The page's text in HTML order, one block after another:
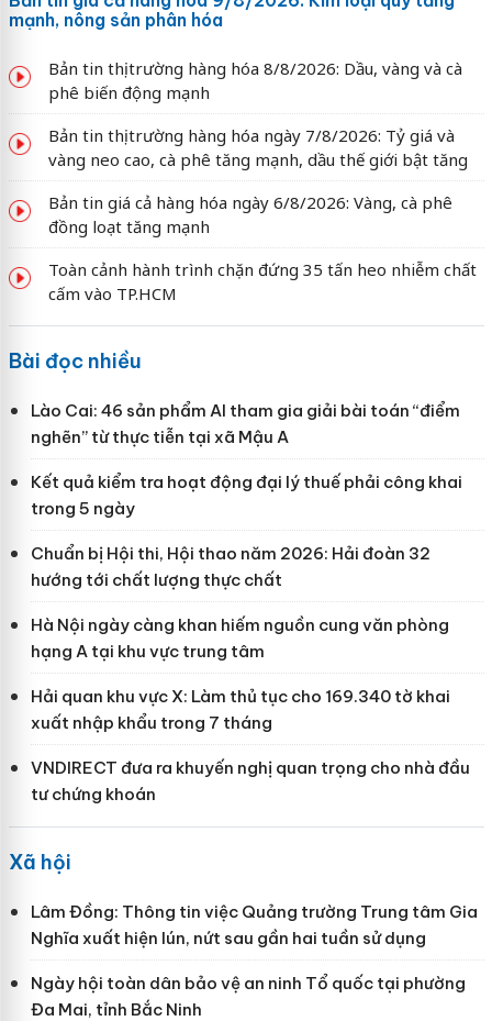
mạnh, nông sản phân hóa
Bản tin thị trường hàng hóa 8/8/2026: Dầu, vàng và cà
phê biến động mạnh
Bản tin thị trường hàng hóa ngày 7/8/2026: Tỷ giá và
vàng neo cao, cà phê tăng mạnh, dầu thế giới bật tăng
Bản tin giá cả hàng hóa ngày 6/8/2026: Vàng, cà phê
đồng loạt tăng mạnh
Toàn cảnh hành trình chặn đứng 35 tấn heo nhiễm chất
cấm vào TP.HCM
Bài đọc nhiều
Lào Cai: 46 sản phẩm AI tham gia giải bài toán “điểm
nghẽn” từ thực tiễn tại xã Mậu A
Kết quả kiểm tra hoạt động đại lý thuế phải công khai
trong 5 ngày
Chuẩn bị Hội thi, Hội thao năm 2026: Hải đoàn 32
hướng tới chất lượng thực chất
Hà Nội ngày càng khan hiếm nguồn cung văn phòng
hạng A tại khu vực trung tâm
Hải quan khu vực X: Làm thủ tục cho 169.340 tờ khai
xuất nhập khẩu trong 7 tháng
VNDIRECT đưa ra khuyến nghị quan trọng cho nhà đầu
tư chứng khoán
Xã hội
Lâm Đồng: Thông tin việc Quảng trường Trung tâm Gia
Nghĩa xuất hiện lún, nứt sau gần hai tuần sử dụng
Ngày hội toàn dân bảo vệ an ninh Tổ quốc tại phường
Đa Mai, tỉnh Bắc Ninh